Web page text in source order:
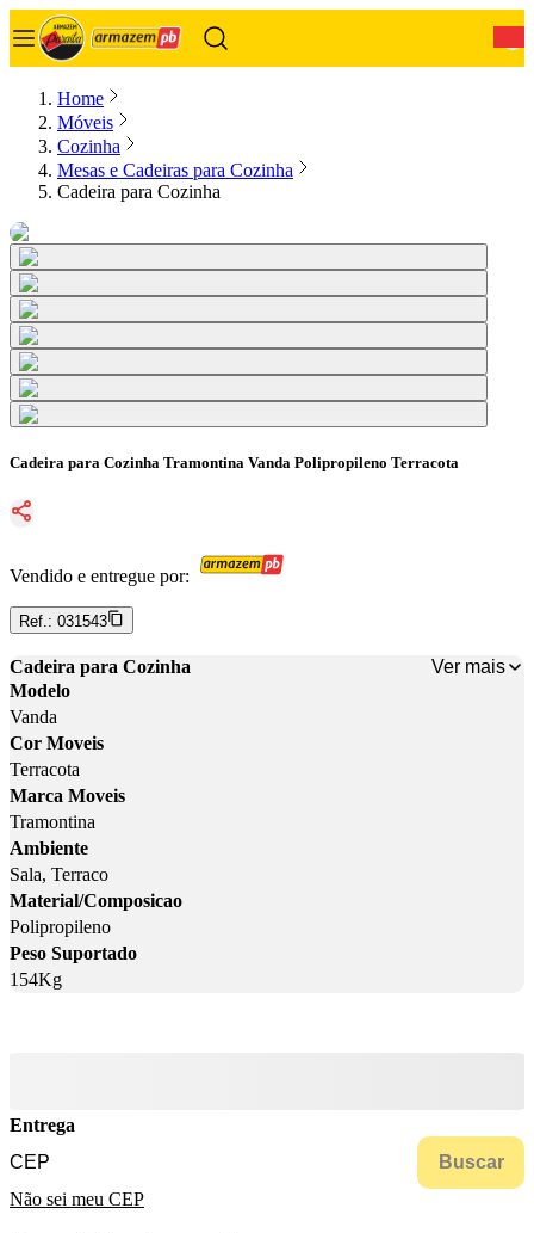
Home
Móveis
Cozinha
Mesas e Cadeiras para Cozinha
Cadeira para Cozinha
Cadeira para Cozinha Tramontina Vanda Polipropileno Terracota
Vendido e entregue por:
Ref.: 031543
Cadeira para Cozinha
Ver mais
Modelo
Vanda
Cor Moveis
Terracota
Marca Moveis
Tramontina
Ambiente
Sala, Terraco
Material/Composicao
Polipropileno
Peso Suportado
154Kg
Entrega
Buscar
Não sei meu CEP